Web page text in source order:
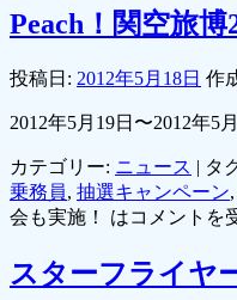
Peach！関空旅
投稿日: 2012年5月18日 作
2012年5月19日〜2012年
カテゴリー: ニュース | タ
乗務員, 抽選キャンペーン,
会も実施！ はコメントを
スターフライヤ